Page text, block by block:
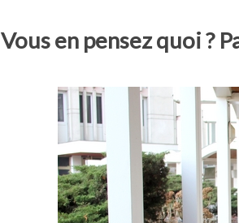
Vous en pensez quoi ?